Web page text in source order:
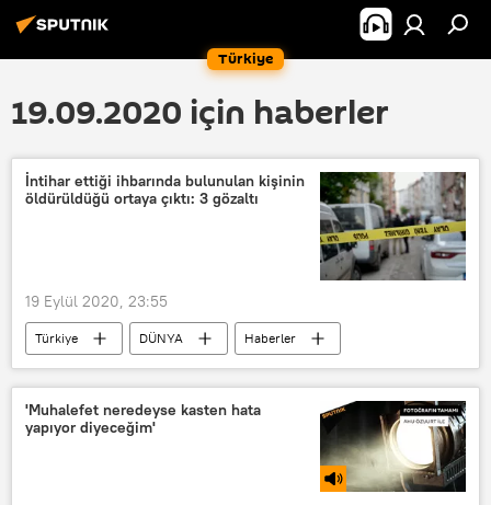
Türkiye
19.09.2020 için haberler
İntihar ettiği ihbarında bulunulan kişinin
öldürüldüğü ortaya çıktı: 3 gözaltı
19 Eylül 2020, 23:55
Türkiye DÜNYA
Haberler
TÜRKİYE
Zonguldak
Ereğli
intihar
Cinayet
'Muhalefet neredeyse kasten hata
yapıyor diyeceğim'